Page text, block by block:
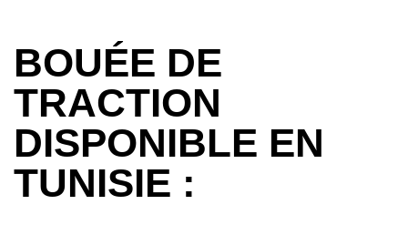
BOUÉE DE
TRACTION
DISPONIBLE EN
TUNISIE :